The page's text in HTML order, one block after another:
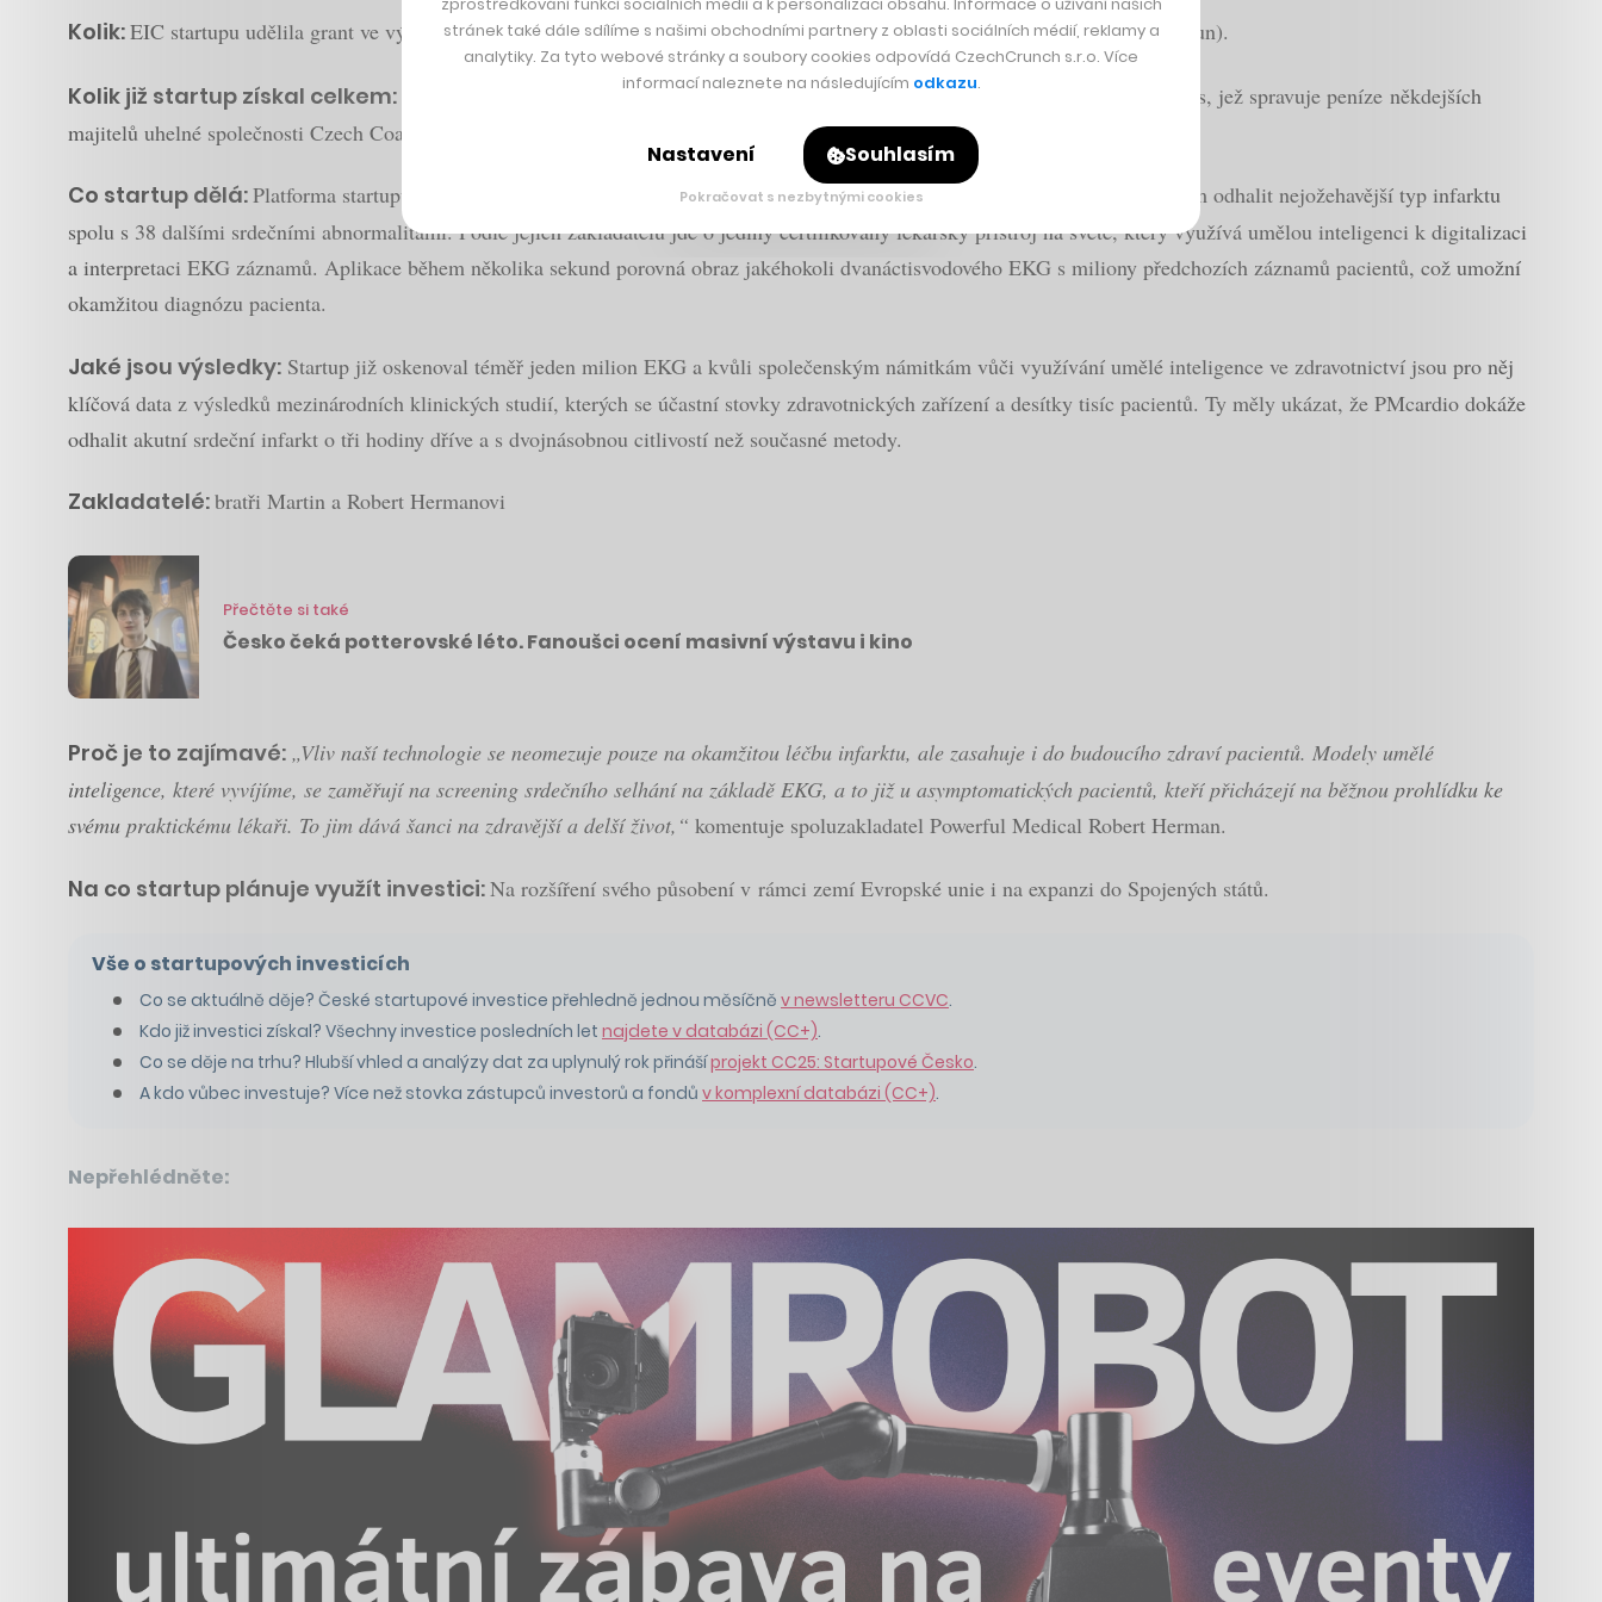
Kolik:EIC startupu udělila grant ve výši 2,5 milionu eur spolu s investicí pět milionů eur (v přepočtu dohromady 190 milionů korun).
Kolik již startup získal celkem: uzavřel investicive výši 150 milionů korun i od české společnosti BPD Partners, jež spravuje peníze někdejších
majitelů uhelné společnosti Czech Coal Jana Dobrovského, Petra Pudila a Vasila Bobely.
Co startup dělá:Platforma startupu pro interpretaci EKG s názvem PMcardio umožňuje lékařům a zdravotnickým pracovníkům odhalit nejožehavější typ infarktu
spolu s 38 dalšími srdečními abnormalitami. Podle jejích zakladatelů jde o jediný certifikovaný lékařský přístroj na světě, který využívá umělou inteligenci k digitalizaci
a interpretaci EKG záznamů. Aplikace během několika sekund porovná obraz jakéhokoli dvanáctisvodového EKG s miliony předchozích záznamů pacientů, což umožní
okamžitou diagnózu pacienta.
Jaké jsou výsledky: Startup již oskenoval téměř jeden milion EKG a kvůli společenským námitkám vůči využívání umělé inteligence ve zdravotnictví jsou pro něj
klíčová data z výsledků mezinárodních klinických studií, kterých se účastní stovky zdravotnických zařízení a desítky tisíc pacientů. Ty měly ukázat, že PMcardio dokáže
odhalit akutní srdeční infarkt o tři hodiny dříve a s dvojnásobnou citlivostí než současné metody.
Zakladatelé:bratři Martin a Robert Hermanovi
Přečtěte si také
Česko čeká potterovské léto. Fanoušci ocení masivní výstavu i kino
Proč je to zajímavé: „Vliv naší technologie se neomezuje pouze na okamžitou léčbu infarktu, ale zasahuje i do budoucího zdraví pacientů. Modely umělé
inteligence, které vyvíjíme, se zaměřují na screening srdečního selhání na základě EKG, a to již u asymptomatických pacientů, kteří přicházejí na běžnou prohlídku ke
svému praktickému lékaři. To jim dává šanci na zdravější a delší život,“ komentuje spoluzakladatel Powerful Medical Robert Herman.
Na co startup plánuje využít investici:Na rozšíření svého působení v rámci zemí Evropské unie i na expanzi do Spojených států.
Vše o startupových investicích
Co se aktuálně děje? České startupové investice přehledně jednou měsíčně v newsletteru CCVC.
Kdo již investici získal? Všechny investice posledních let najdete v databázi (CC+).
Co se děje na trhu? Hlubší vhled a analýzy dat za uplynulý rok přinášíprojekt CC25: Startupové Česko.
A kdo vůbec investuje? Více než stovka zástupců investorů a fondů v komplexní databázi (CC+).
Nepřehlédněte:
stránek také dále sdílíme s našimi obchodními partnery z oblasti sociálních médií, reklamy a
analytiky. Za tyto webové stránky a soubory cookies odpovídá CzechCrunch s.r.o. Více
informací naleznete na následujícím odkazu.
Nastavení Souhlasím
Pokračovat s nezbytnými cookies